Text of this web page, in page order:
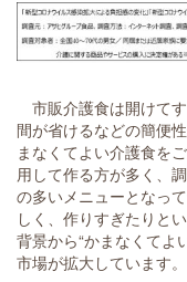
市販介護食は開けて
間が省けるなどの簡便
まなくてよい介護食を
用して作る方が多く、
の多いメニューとなっ
しく、作りすぎたりと
背景から“かまなくてよ
市場が拡大しています。